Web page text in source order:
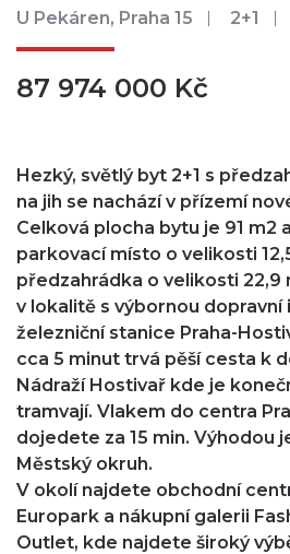
U Pekáren, Praha 15 2+1
87 974 000 Kč
Hezký, světlý byt 2+1 s
na jih se nachází v přízemí
Celková plocha bytu je 91 m2
parkovací místo o velikosti
předzahrádka o velikosti 22,9
v lokalitě s výbornou
železniční stanice Praha-
cca 5 minut trvá pěší cesta k
Nádraží Hostivař kde je
tramvají. Vlakem do centra
dojedete za 15 min. Výhodou
Městský okruh.
V okolí najdete obchodní
Europark a nákupní galerii
Outlet, kde najdete široký